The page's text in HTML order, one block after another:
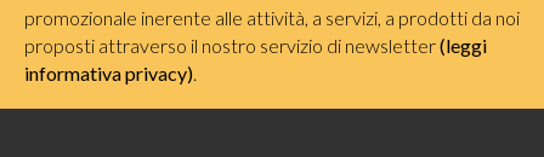
promozionale inerente alle attività, a servizi, a prodotti da noi
proposti attraverso il nostro servizio di newsletter(leggi
informativa privacy).